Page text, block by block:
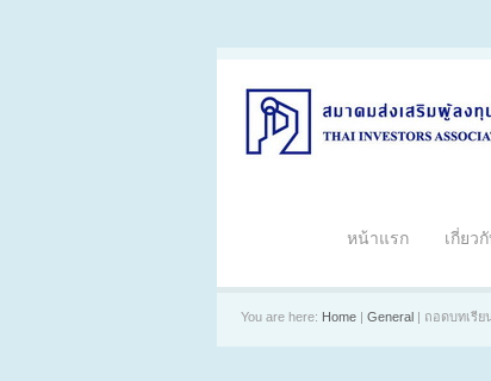
หน้าแรก เกี่ยว
You are here: Home | General | ถอดบทเรี